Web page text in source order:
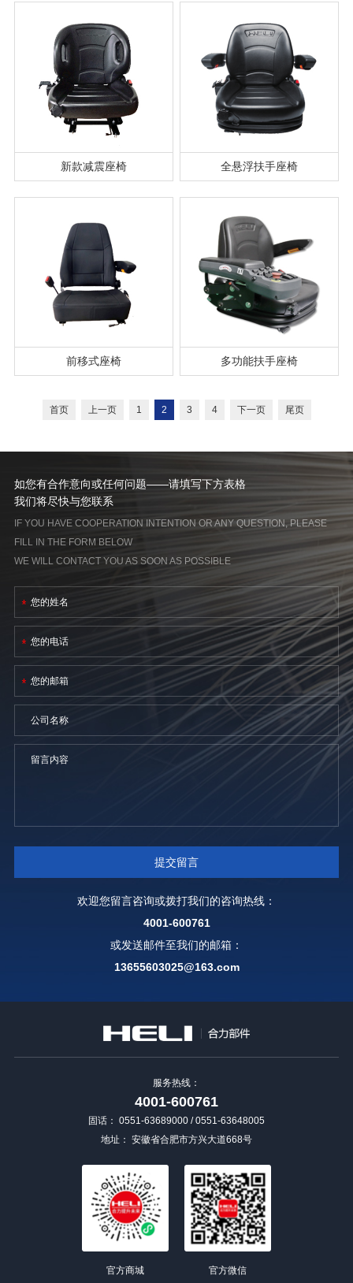
新款减震座椅 全悬浮扶手座椅
前移式座椅 多功能扶手座椅
首页 上一页 1 2 3 4 下一页 尾页
如您有合作意向或任何问题——请填写下方表格
我们将尽快与您联系
IF YOU HAVE COOPERATION INTENTION OR ANY QUESTION, PLEASE
FILL IN THE FORM BELOW
WE WILL CONTACT YOU AS SOON AS POSSIBLE
欢迎您留言咨询或拨打我们的咨询热线：
4001-600761
或发送邮件至我们的邮箱：
13655603025@163.com
服务热线：
4001-600761
固话： 0551-63689000 / 0551-63648005
地址： 安徽省合肥市方兴大道668号
官方商城 官方微信